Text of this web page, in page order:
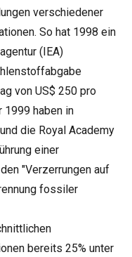
verschiedener
So hat 1998 ein
(IEA)
von US$ 250 pro
1999 haben in
die Royal Academy
einer
"Verzerrungen auf
fossiler
bereits 25% unter